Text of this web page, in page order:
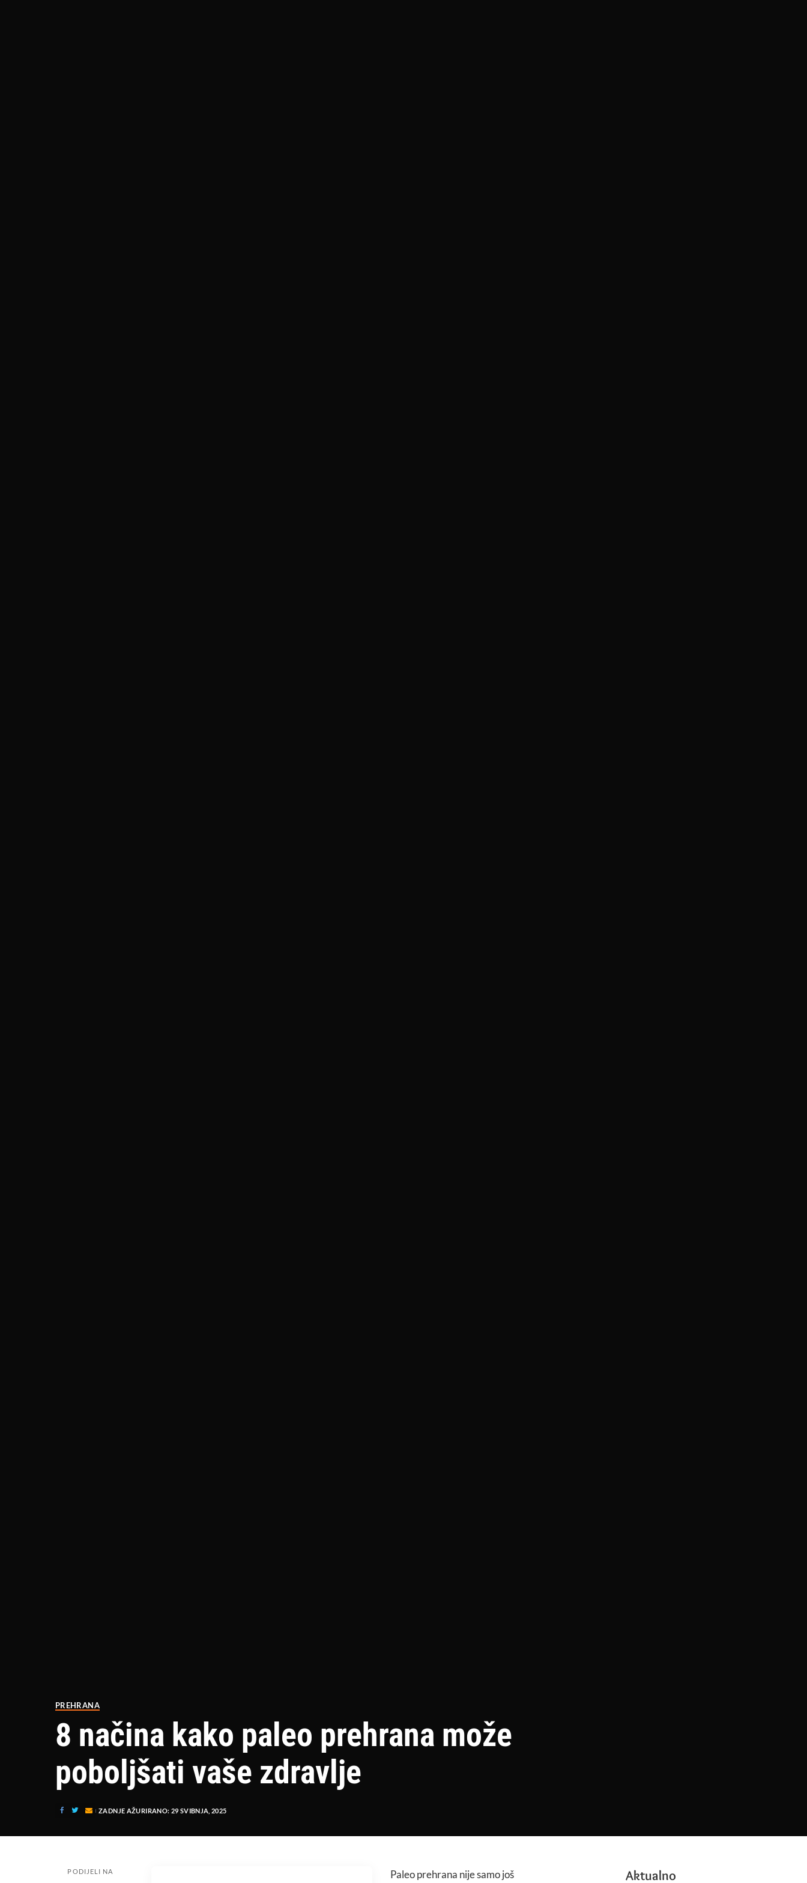
PREHRANA
8 načina kako paleo prehrana može
poboljšati vaše zdravlje
ZADNJE AŽURIRANO: 29 SVIBNJA, 2025
PODIJELI NA Paleoprehrana nije samo još Aktualno